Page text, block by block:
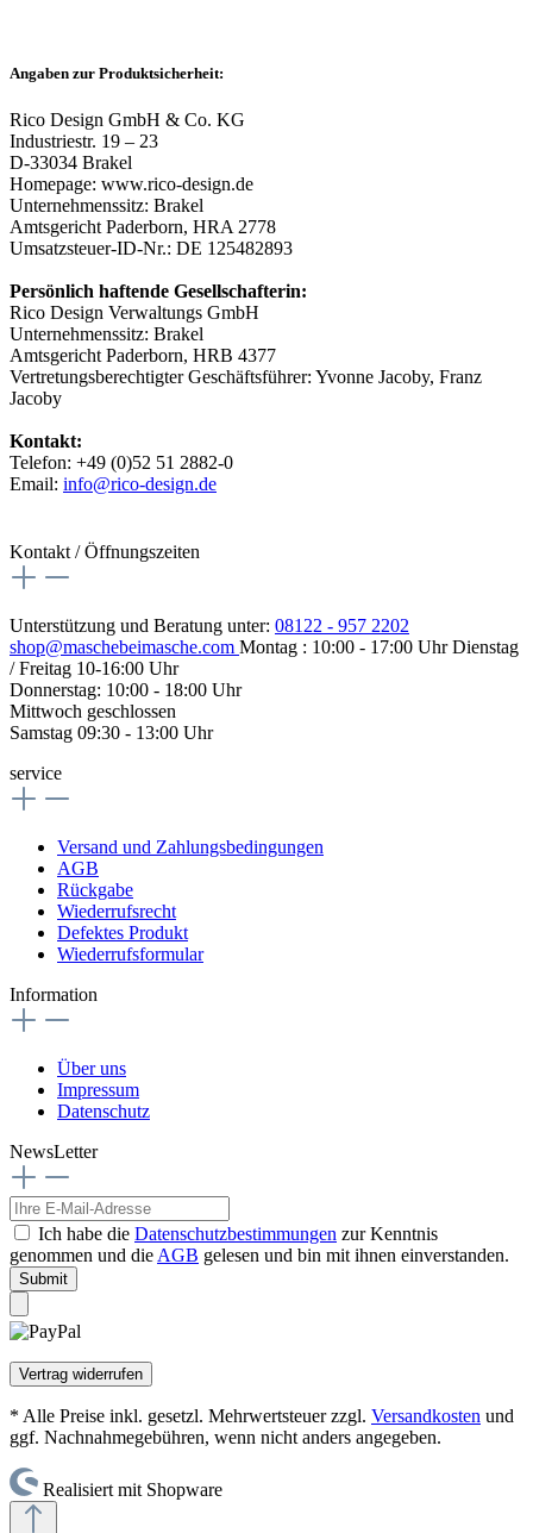
Angaben zur Produktsicherheit:
Rico Design GmbH & Co. KG
Industriestr. 19 – 23
D-33034 Brakel
Homepage: www.rico-design.de
Unternehmenssitz: Brakel
Amtsgericht Paderborn, HRA 2778
Umsatzsteuer-ID-Nr.: DE 125482893
Persönlich haftende Gesellschafterin:
Rico Design Verwaltungs GmbH
Unternehmenssitz: Brakel
Amtsgericht Paderborn, HRB 4377
Vertretungsberechtigter Geschäftsführer: Yvonne Jacoby, Franz
Jacoby
Kontakt:
Telefon: +49 (0)52 51 2882-0
Email: info@rico-design.de
Kontakt / Öffnungszeiten
Unterstützung und Beratung unter: 08122 - 957 2202
shop@maschebeimasche.com Montag : 10:00 - 17:00 Uhr Dienstag
/ Freitag 10-16:00 Uhr
Donnerstag: 10:00 - 18:00 Uhr
Mittwoch geschlossen
Samstag 09:30 - 13:00 Uhr
service
Versand und Zahlungsbedingungen
AGB
Rückgabe
Wiederrufsrecht
Defektes Produkt
Wiederrufsformular
Information
Über uns
Impressum
Datenschutz
NewsLetter
Ich habe die Datenschutzbestimmungen zur Kenntnis
genommen und die AGB gelesen und bin mit ihnen einverstanden.
Submit
Vertrag widerrufen
* Alle Preise inkl. gesetzl. Mehrwertsteuer zzgl. Versandkosten und
ggf. Nachnahmegebühren, wenn nicht anders angegeben.
Realisiert mit Shopware